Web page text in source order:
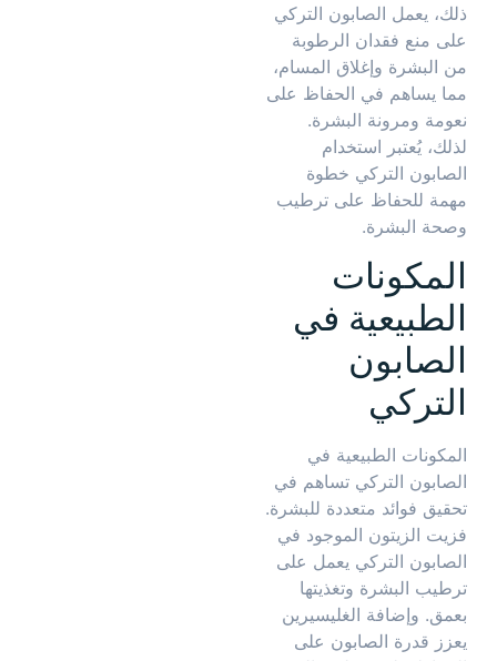
ذلك، يعمل الصابون التركي
على منع فقدان الرطوبة
من البشرة وإغلاق المسام،
مما يساهم في الحفاظ على
نعومة ومرونة البشرة.
لذلك، يُعتبر استخدام
الصابون التركي خطوة
مهمة للحفاظ على ترطيب
وصحة البشرة.
المكونات
الطبيعية في
الصابون
التركي
المكونات الطبيعية في
الصابون التركي تساهم في
تحقيق فوائد متعددة للبشرة.
فزيت الزيتون الموجود في
الصابون التركي يعمل على
ترطيب البشرة وتغذيتها
بعمق. وإضافة الغليسيرين
يعزز قدرة الصابون على